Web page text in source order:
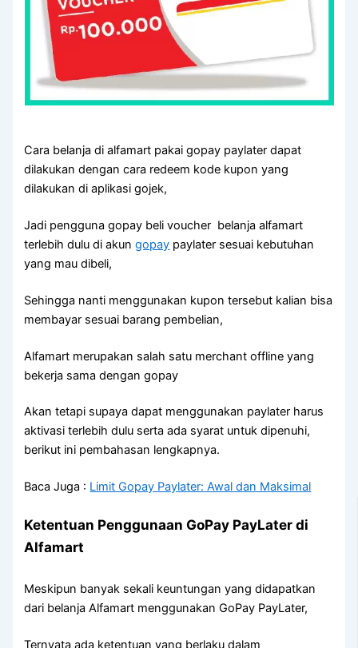
Cara belanja di alfamart pakai gopay paylater dapat
dilakukan dengan cara redeem kode kupon yang
dilakukan di aplikasi gojek,
Jadi pengguna gopay beli voucher belanja alfamart
terlebih dulu di akungopay paylater sesuai kebutuhan
yang mau dibeli,
Sehingga nanti menggunakan kupon tersebut kalian bisa
membayar sesuai barang pembelian,
Alfamart merupakan salah satu merchant offline yang
bekerja sama dengan gopay
Akan tetapi supaya dapat menggunakan paylater harus
aktivasi terlebih dulu serta ada syarat untuk dipenuhi,
berikut ini pembahasan lengkapnya.
Baca Juga : Limit Gopay Paylater: Awal dan Maksimal
Ketentuan Penggunaan GoPay PayLater di
Alfamart
Meskipun banyak sekali keuntungan yang didapatkan
dari belanja Alfamart menggunakan GoPay PayLater,
Ternyata ada ketentuan yang berlaku dalam